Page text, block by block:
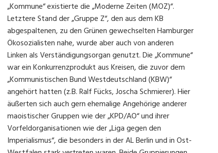
„Kommune“ existierte die „Moderne Zeiten (MOZ)“.
Letztere Stand der „Gruppe Z“, den aus dem KB
abgespaltenen, zu den Grünen gewechselten Hamburger
Ökosozialisten nahe, wurde aber auch von anderen
Linken als Verständigungsorgan genutzt. Die „Kommune“
war ein Konkurrenzprodukt aus Kreisen, die zuvor dem
„Kommunistischen Bund Westdeutschland (KBW)“
angehört hatten (z.B. Ralf Fücks, Joscha Schmierer). Hier
äußerten sich auch gern ehemalige Angehörige anderer
maoistischer Gruppen wie der „KPD/AO“ und ihrer
Vorfeldorganisationen wie der „Liga gegen den
Imperialismus“, die besonders in der AL Berlin und in Ost-